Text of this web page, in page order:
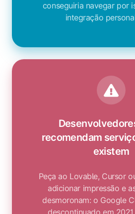
conseguiria navegar por
integração
recomendam
existem
Peça ao Lovable, Cursor
adicionar impressão e
desmoronam: o Google